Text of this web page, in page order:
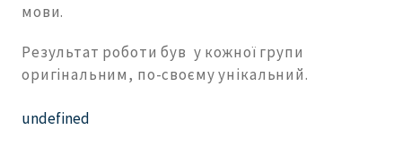
мови.
Результат роботи був у кожної групи
оригінальним, по-своєму унікальний.
undefined